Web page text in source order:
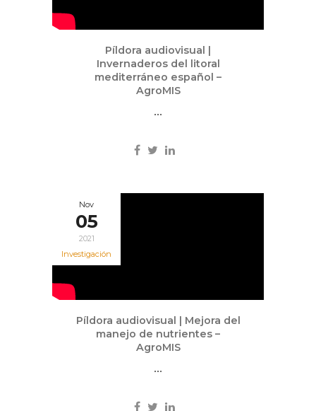
Píldora audiovisual |
Invernaderos del litoral
mediterráneo español –
AgroMIS
...
Nov
05
2021
Investigación
Píldora audiovisual | Mejora del
manejo de nutrientes –
AgroMIS
...